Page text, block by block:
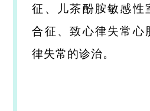
征、儿茶酚胺敏感性
合征、致心律失常心
律失常的诊治。